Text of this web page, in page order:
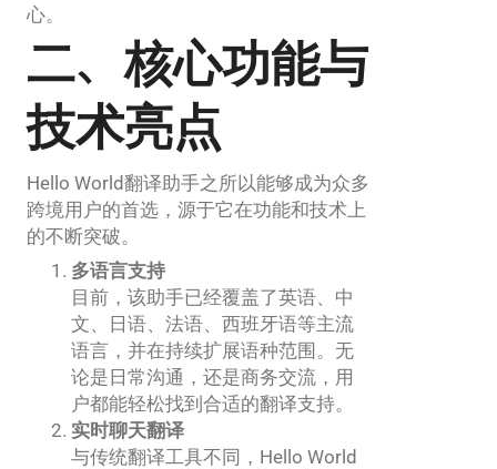
心。
二、核心功能与
技术亮点
Hello World翻译助手之所以能够成为众多
跨境用户的首选，源于它在功能和技术上
的不断突破。
多语言支持
目前，该助手已经覆盖了英语、中
文、日语、法语、西班牙语等主流
语言，并在持续扩展语种范围。无
论是日常沟通，还是商务交流，用
户都能轻松找到合适的翻译支持。
实时聊天翻译
与传统翻译工具不同，Hello World